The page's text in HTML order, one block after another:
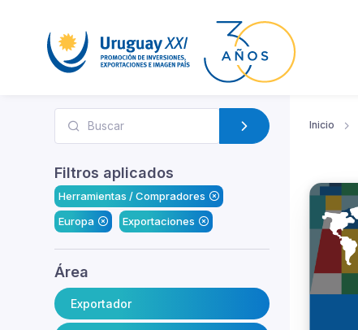
Filtros aplicados
Herramientas / Compradores
Europa
Exportaciones
Área
Exportador
Inicio